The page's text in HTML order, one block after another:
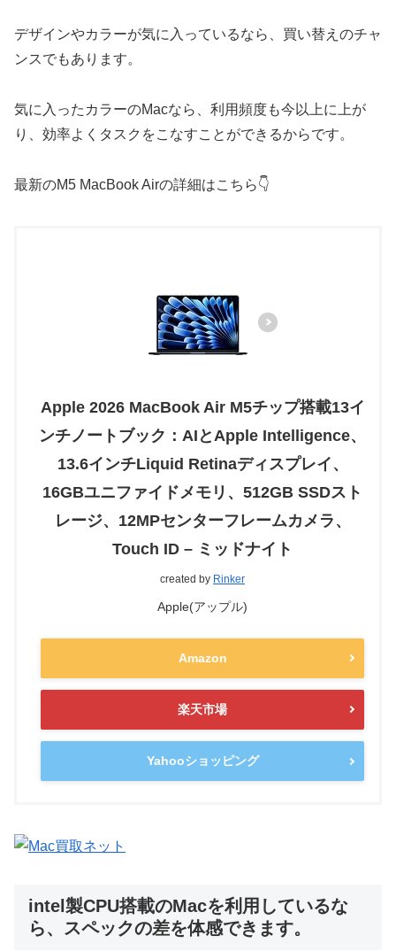
デザインやカラーが気に入っているなら、買い替えのチャ
ンスでもあります。
気に入ったカラーのMacなら、利用頻度も今以上に上が
り、効率よくタスクをこなすことができるからです。
最新のM5 MacBook Airの詳細はこちら👇
Apple 2026 MacBook Air M5チップ搭載13イ
ンチノートブック：AIとApple Intelligence、
13.6インチLiquid Retinaディスプレイ、
16GBユニファイドメモリ、512GB SSDスト
レージ、12MPセンターフレームカメラ、
Touch ID – ミッドナイト
created by Rinker
Apple(アップル)
Amazon
楽天市場
Yahooショッピング
intel製CPU搭載のMacを利用しているな
ら、スペックの差を体感できます。